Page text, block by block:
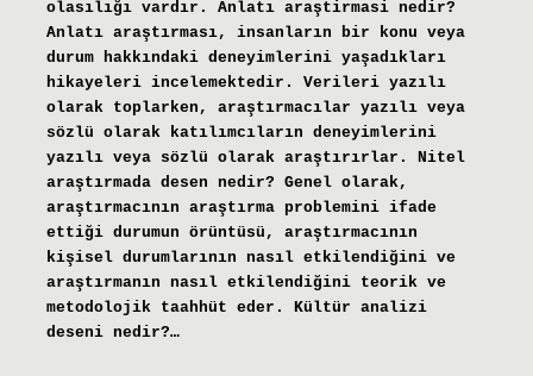
olasılığı vardır. Anlatı araştirmasi nedir?
Anlatı araştırması, insanların bir konu veya
durum hakkındaki deneyimlerini yaşadıkları
hikayeleri incelemektedir. Verileri yazılı
olarak toplarken, araştırmacılar yazılı veya
sözlü olarak katılımcıların deneyimlerini
yazılı veya sözlü olarak araştırırlar. Nitel
araştırmada desen nedir? Genel olarak,
araştırmacının araştırma problemini ifade
ettiği durumun örüntüsü, araştırmacının
kişisel durumlarının nasıl etkilendiğini ve
araştırmanın nasıl etkilendiğini teorik ve
metodolojik taahhüt eder. Kültür analizi
deseni nedir?…